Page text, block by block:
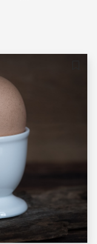
康可以說是百害而